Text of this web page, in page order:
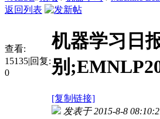
返回列表
查看:
15135|回复:
0
机器学习日
别
[复制链接]
发表于 2015-8-8